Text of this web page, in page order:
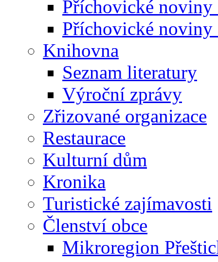
Příchovické noviny
Příchovické noviny
Knihovna
Seznam literatury
Výroční zprávy
Zřizované organizace
Restaurace
Kulturní dům
Kronika
Turistické zajímavosti
Členství obce
Mikroregion